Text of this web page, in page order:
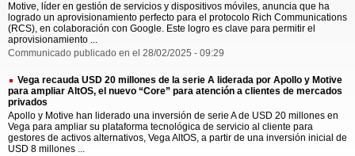
Motive, líder en gestión de servicios y dispositivos móviles, anuncia que ha
logrado un aprovisionamiento perfecto para el protocolo Rich Communications
(RCS), en colaboración con Google. Este logro es clave para permitir el
aprovisionamiento ...
Communicado publicado en el 28/02/2025 - 09:29
Vega recauda USD 20 millones de la serie A liderada por Apollo y Motive
para ampliar AltOS, el nuevo “Core” para atención a clientes de mercados
privados
Apollo y Motive han liderado una inversión de serie A de USD 20 millones en
Vega para ampliar su plataforma tecnológica de servicio al cliente para
gestores de activos alternativos, Vega AltOS, a partir de una inversión inicial de
USD 8 millones ...